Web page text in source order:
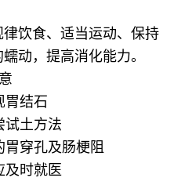
律饮食、适当运动、保持
动，提高消化能力。
胃结石
试土方法
胃穿孔及肠梗阻
及时就医